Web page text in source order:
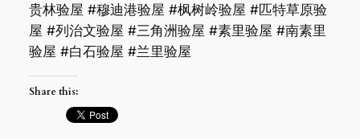
贵林验屋 #穆迪港验屋 #枫树岭验屋 #匹特草原验
屋 #列治文验屋 #三角洲验屋 #素里验屋 #南素里
验屋 #白石验屋 #兰里验屋
Share this: